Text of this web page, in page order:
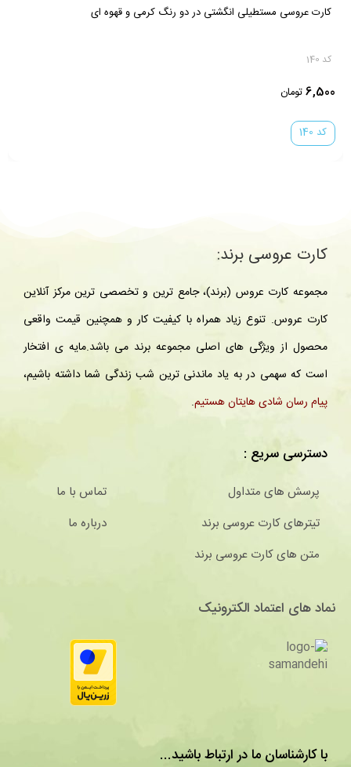
کارت عروسی مستطیلی انگشتی در دو رنگ کرمی و قهوه ای
کد 140
تومان6,500
کد 140
کارت عروسی برند:
مجموعه کارت عروس (برند)، جامع ترین و تخصصی ترین مرکز آنلاین
کارت عروس. تنوع زیاد همراه با کیفیت کار و همچنین قیمت واقعی
محصول از ویژگی های اصلی مجموعه برند می باشد.مایه ی افتخار
است که سهمی در به یاد ماندنی ترین شب زندگی شما داشته باشیم،
پیام رسان شادی هایتان هستیم.
دسترسی سریع :
پرسش های متداول
تیترهای کارت عروسی برند
متن های کارت عروسی برند
تماس با ما
درباره ما
نماد های اعتماد الکترونیک
با کارشناسان ما در ارتباط باشید...